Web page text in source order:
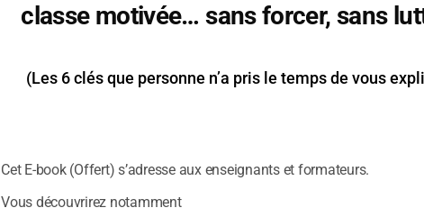
classe motivée… sans forcer, sans
(Les 6 clés que personne n’a pris le temps de vous
Cet E-book (Offert) s’adresse aux enseignants et formateurs.
Vous découvrirez notamment